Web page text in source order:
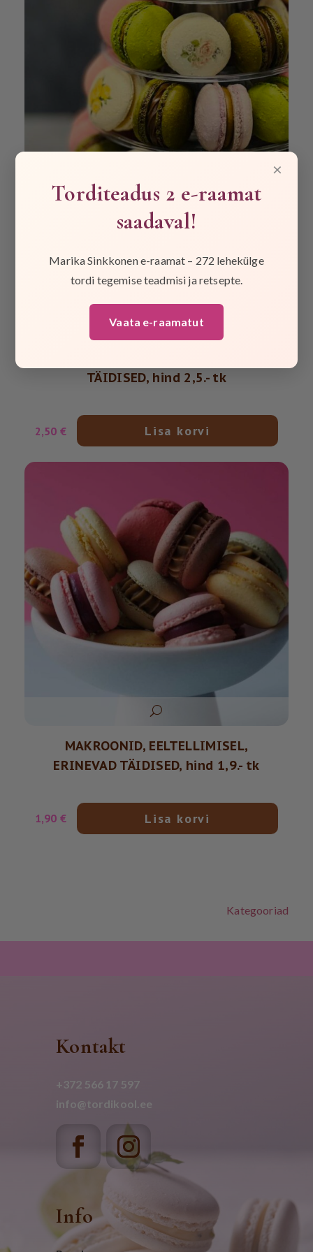
TÄIDISED, hind 2,5.- tk
2,50 € Lisa korvi
MAKROONID, EELTELLIMISEL,
ERINEVAD TÄIDISED, hind 1,9.- tk
1,90 € Lisa korvi
Kategooriad
Kontakt
+372 566 17 597
info@tordikool.ee
Info
×
Torditeadus 2 e-raamat
saadaval!
Marika Sinkkonen e-raamat – 272 lehekülge
tordi tegemise teadmisi ja retsepte.
Vaata e-raamatut